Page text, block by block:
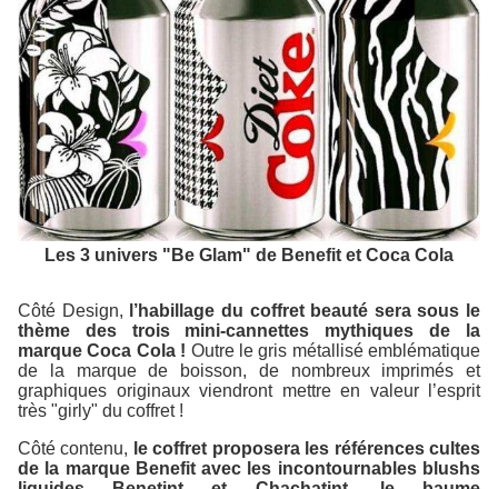
Les 3 univers "Be Glam" de Benefit et Coca Cola
Côté Design, l’habillage du coffret beauté sera sous le
thème des trois mini-cannettes mythiques de la
marque Coca Cola ! Outre le gris métallisé emblématique
de la marque de boisson, de nombreux imprimés et
graphiques originaux viendront mettre en valeur l’esprit
très "girly" du coffret !
Côté contenu, le coffret proposera les références cultes
de la marque Benefit avec les incontournables blushs